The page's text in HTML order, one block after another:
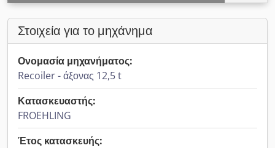
Στοιχεία για το μηχάνημα
Ονομασία μηχανήματος:
Recoiler - άξονας 12,5 t
Κατασκευαστής:
FROEHLING
Έτος κατασκευής: